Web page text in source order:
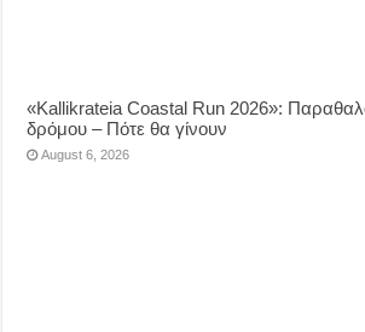
«Kallikrateia Coastal Run 2026»:
δρόμου – Πότε θα γίνουν
August 6, 2026